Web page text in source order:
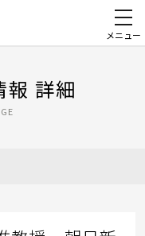
メニュー
報 詳細